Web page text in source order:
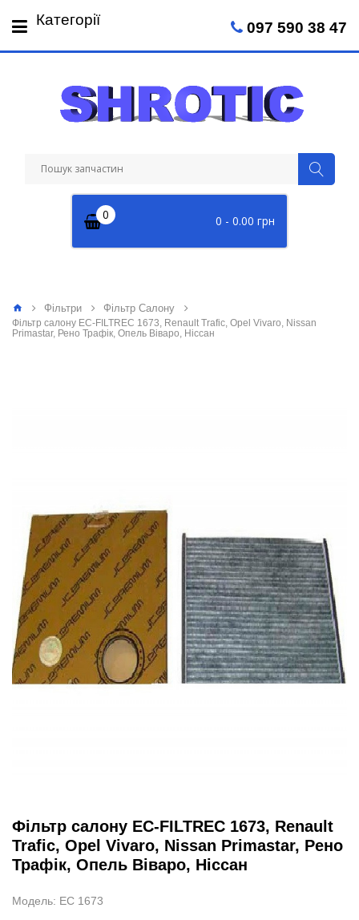
Сб: 09:00 - 14:00
0 - 0.00 грн
0
097 590 38 47
Категорії
Фільтри Фільтр Салону
Фільтр салону EC-FILTREC 1673, Renault Trafic, Opel Vivaro, Nissan
Primastar, Рено Трафік, Опель Віваро, Ніссан
Фільтр салону EC-FILTREC 1673, Renault
Trafic, Opel Vivaro, Nissan Primastar, Рено
Трафік, Опель Віваро, Ніссан
Модель: EC 1673